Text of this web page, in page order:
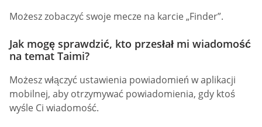
Możesz zobaczyć swoje mecze na karcie „Finder”.
Jak mogę sprawdzić, kto przesłał mi wiadomość
na temat Taimi?
Możesz włączyć ustawienia powiadomień w aplikacji
mobilnej, aby otrzymywać powiadomienia, gdy ktoś
wyśle Ci wiadomość.